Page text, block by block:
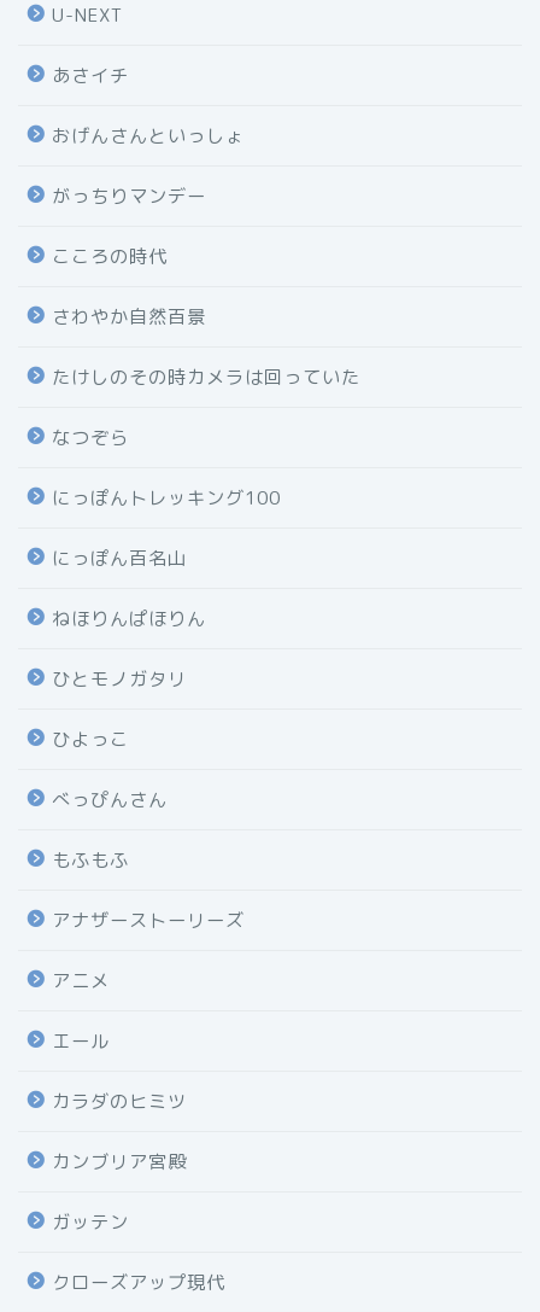
U-NEXT
あさイチ
おげんさんといっしょ
がっちりマンデー
こころの時代
さわやか自然百景
たけしのその時カメラは回っていた
なつぞら
にっぽんトレッキング100
にっぽん百名山
ねほりんぱほりん
ひとモノガタリ
ひよっこ
べっぴんさん
もふもふ
アナザーストーリーズ
アニメ
エール
カラダのヒミツ
カンブリア宮殿
ガッテン
クローズアップ現代